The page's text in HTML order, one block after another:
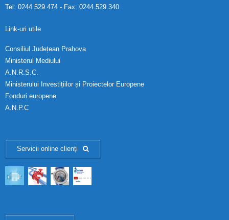
Tel: 0244.529.474 - Fax: 0244.529.340
Link-uri utile
Consiliul Județean Prahova
Ministerul Mediului
A.N.R.S.C.
Ministerului Investițiilor și Proiectelor Europene
Fonduri europene
A.N.P.C
Servicii online clienți